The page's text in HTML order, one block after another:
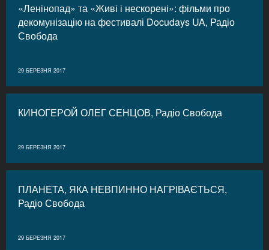
«Ленінопад» та «Живі і нескорені»: фільми про
декомунізацію на фестивалі Docudays UA, Радіо
Свобода
29 БЕРЕЗНЯ 2017
КИНОГЕРОЙ ОЛЕГ СЕНЦОВ, Радіо Свобода
29 БЕРЕЗНЯ 2017
ПЛАНЕТА, ЯКА НЕВПИННО НАГРІВАЄТЬСЯ,
Радіо Свобода
29 БЕРЕЗНЯ 2017